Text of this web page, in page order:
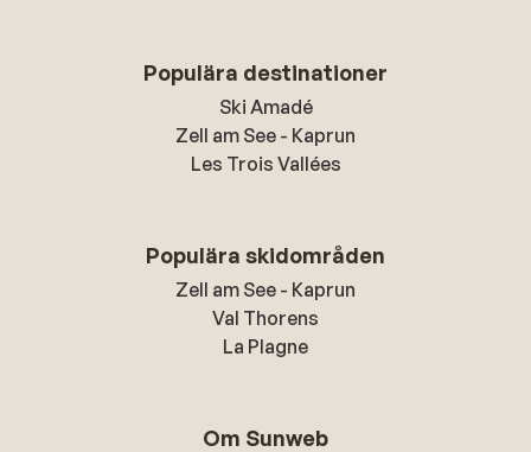
Populära destinationer
Ski Amadé
Zell am See - Kaprun
Les Trois Vallées
Populära skidområden
Zell am See - Kaprun
Val Thorens
La Plagne
Om Sunweb